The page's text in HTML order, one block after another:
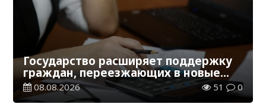
Государство расширяет поддержку
граждан, переезжающих в новые
регионы для работы
08.08.2026 51 0